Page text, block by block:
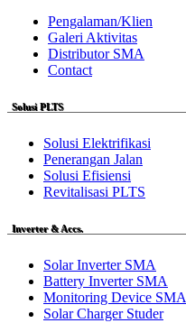
Pengalaman/Klien
Galeri Aktivitas
Distributor SMA
Contact
Solusi PLTS
Solusi Elektrifikasi
Penerangan Jalan
Solusi Efisiensi
Revitalisasi PLTS
Inverter & Accs.
Solar Inverter SMA
Battery Inverter SMA
Monitoring Device SMA
Solar Charger Studer